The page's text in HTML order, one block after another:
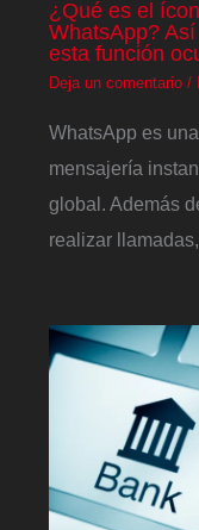
¿Qué es el
WhatsApp?
esta función
Deja un comentario /
WhatsApp es
mensajería
global. Además
realizar